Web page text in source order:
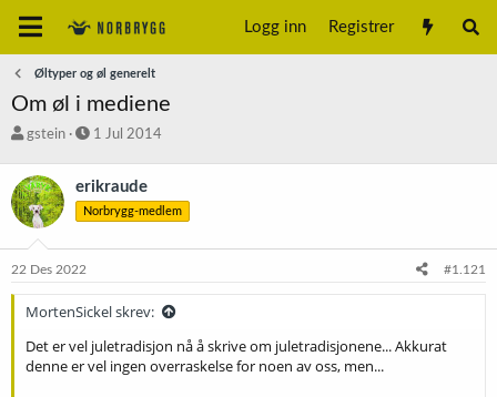
Logg inn Registrer
Øltyper og øl generelt
Om øl i mediene
T
å
d
s
a
r
t
e
gstein
S
r
t
a
o
1 Jul 2014
erikraude
Norbrygg-medlem
22 Des 2022 #1.121
MortenSickel skrev:
Det er vel juletradisjon nå å skrive om juletradisjonene... Akkurat
denne er vel ingen overraskelse for noen av oss, men...